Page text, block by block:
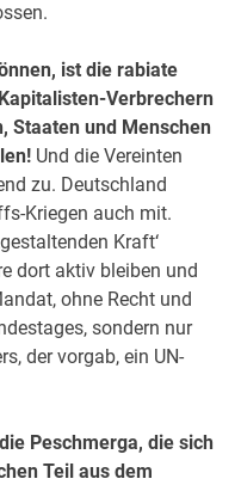
ist die rabiate
Verbrechern
Staaten und Menschen
Und die Vereinten
zu. Deutschland
Kriegen auch mit.
Kraft‘
dort aktiv bleiben und
ohne Recht und
sondern nur
der vorgab, ein UN-
Peschmerga, die sich
Teil aus dem